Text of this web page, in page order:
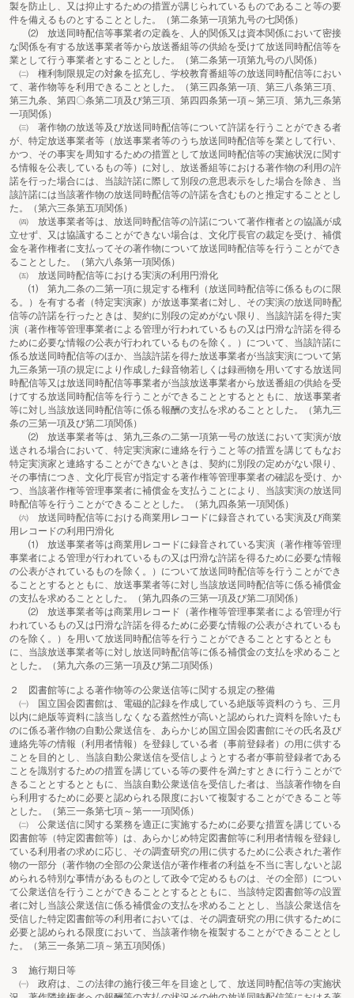
製を防止し、又は抑止するための措置が講じられているものであること等の要
件を備えるものとすることとした。（第二条第一項第九号の七関係）
⑵ 放送同時配信等事業者の定義を、人的関係又は資本関係において密接
な関係を有する放送事業者等から放送番組等の供給を受けて放送同時配信等を
業として行う事業者とすることとした。（第二条第一項第九号の八関係）
㈡ 権利制限規定の対象を拡充し、学校教育番組等の放送同時配信等におい
て、著作物等を利用できることとした。（第三四条第一項、第三八条第三項、
第三九条、第四〇条第二項及び第三項、第四四条第一項～第三項、第九三条第
一項関係）
㈢ 著作物の放送等及び放送同時配信等について許諾を行うことができる者
が、特定放送事業者等（放送事業者等のうち放送同時配信等を業として行い、
かつ、その事実を周知するための措置として放送同時配信等の実施状況に関す
る情報を公表しているもの等）に対し、放送番組等における著作物の利用の許
諾を行った場合には、当該許諾に際して別段の意思表示をした場合を除き、当
該許諾には当該著作物の放送同時配信等の許諾を含むものと推定することとし
た。（第六三条第五項関係）
㈣ 放送事業者等は、放送同時配信等の許諾について著作権者との協議が成
立せず、又は協議することができない場合は、文化庁長官の裁定を受け、補償
金を著作権者に支払ってその著作物について放送同時配信等を行うことができ
ることとした。（第六八条第一項関係）
㈤ 放送同時配信等における実演の利用円滑化
⑴ 第九二条の二第一項に規定する権利（放送同時配信等に係るものに限
る。）を有する者（特定実演家）が放送事業者に対し、その実演の放送同時配
信等の許諾を行ったときは、契約に別段の定めがない限り、当該許諾を得た実
演（著作権等管理事業者による管理が行われているもの又は円滑な許諾を得る
ために必要な情報の公表が行われているものを除く。）について、当該許諾に
係る放送同時配信等のほか、当該許諾を得た放送事業者が当該実演について第
九三条第一項の規定により作成した録音物若しくは録画物を用いてする放送同
時配信等又は放送同時配信等事業者が当該放送事業者から放送番組の供給を受
けてする放送同時配信等を行うことができることとするとともに、放送事業者
等に対し当該放送同時配信等に係る報酬の支払を求めることとした。（第九三
条の三第一項及び第二項関係）
⑵ 放送事業者等は、第九三条の二第一項第一号の放送において実演が放
送される場合において、特定実演家に連絡を行うこと等の措置を講じてもなお
特定実演家と連絡することができないときは、契約に別段の定めがない限り、
その事情につき、文化庁長官が指定する著作権等管理事業者の確認を受け、か
つ、当該著作権等管理事業者に補償金を支払うことにより、当該実演の放送同
時配信等を行うことができることとした。（第九四条第一項関係）
㈥ 放送同時配信等における商業用レコードに録音されている実演及び商業
用レコードの利用円滑化
⑴ 放送事業者等は商業用レコードに録音されている実演（著作権等管理
事業者による管理が行われているもの又は円滑な許諾を得るために必要な情報
の公表がされているものを除く。）について放送同時配信等を行うことができ
ることとするとともに、放送事業者等に対し当該放送同時配信等に係る補償金
の支払を求めることとした。（第九四条の三第一項及び第二項関係）
⑵ 放送事業者等は商業用レコード（著作権等管理事業者による管理が行
われているもの又は円滑な許諾を得るために必要な情報の公表がされているも
のを除く。）を用いて放送同時配信等を行うことができることとするととも
に、当該放送事業者等に対し放送同時配信等に係る補償金の支払を求めること
とした。（第九六条の三第一項及び第二項関係）
２ 図書館等による著作物等の公衆送信等に関する規定の整備
㈠ 国立国会図書館は、電磁的記録を作成している絶版等資料のうち、三月
以内に絶版等資料に該当しなくなる蓋然性が高いと認められた資料を除いたも
のに係る著作物の自動公衆送信を、あらかじめ国立国会図書館にその氏名及び
連絡先等の情報（利用者情報）を登録している者（事前登録者）の用に供する
ことを目的とし、当該自動公衆送信を受信しようとする者が事前登録者である
ことを識別するための措置を講じている等の要件を満たすときに行うことがで
きることとするとともに、当該自動公衆送信を受信した者は、当該著作物を自
ら利用するために必要と認められる限度において複製することができること等
とした。（第三一条第七項～第一一項関係）
㈡ 公衆送信に関する業務を適正に実施するために必要な措置を講じている
図書館等（特定図書館等）は、あらかじめ特定図書館等に利用者情報を登録し
ている利用者の求めに応じ、その調査研究の用に供するために公表された著作
物の一部分（著作物の全部の公衆送信が著作権者の利益を不当に害しないと認
められる特別な事情があるものとして政令で定めるものは、その全部）につい
て公衆送信を行うことができることとするとともに、当該特定図書館等の設置
者に対し当該公衆送信に係る補償金の支払を求めることとし、当該公衆送信を
受信した特定図書館等の利用者においては、その調査研究の用に供するために
必要と認められる限度において、当該著作物を複製することができることとし
た。（第三一条第二項～第五項関係）
３ 施行期日等
㈠ 政府は、この法律の施行後三年を目途として、放送同時配信等の実施状